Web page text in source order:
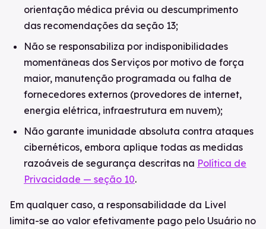
orientação médica prévia ou descumprimento
das recomendações da seção 13;
Não se responsabiliza por indisponibilidades
momentâneas dos Serviços por motivo de força
maior, manutenção programada ou falha de
fornecedores externos (provedores de internet,
energia elétrica, infraestrutura em nuvem);
Não garante imunidade absoluta contra ataques
cibernéticos, embora aplique todas as medidas
razoáveis de segurança descritas na Política de
Privacidade — seção 10.
Em qualquer caso, a responsabilidade da Livel
limita-se ao valor efetivamente pago pelo Usuário no